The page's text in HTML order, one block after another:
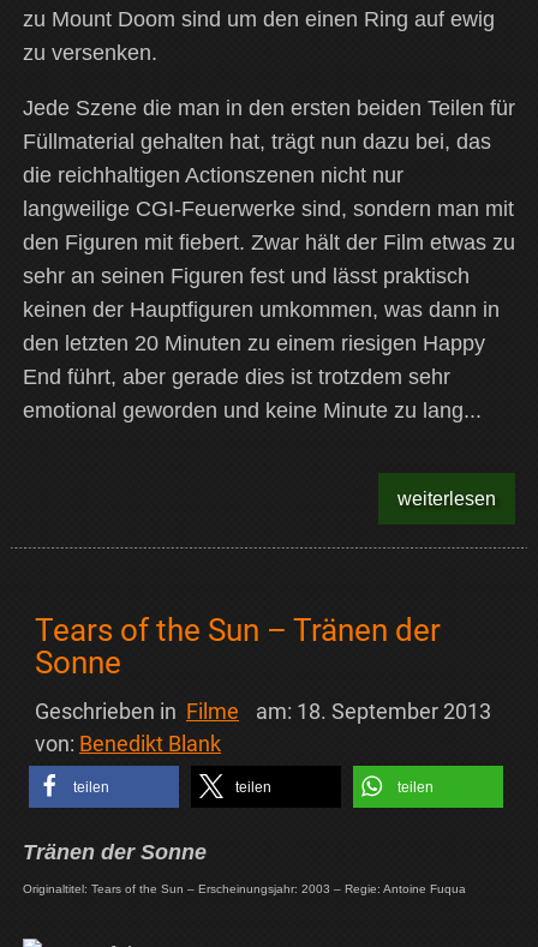
zu Mount Doom sind um den einen Ring auf ewig
zu versenken.
Jede Szene die man in den ersten beiden Teilen für
Füllmaterial gehalten hat, trägt nun dazu bei, das
die reichhaltigen Actionszenen nicht nur
langweilige CGI-Feuerwerke sind, sondern man mit
den Figuren mit fiebert. Zwar hält der Film etwas zu
sehr an seinen Figuren fest und lässt praktisch
keinen der Hauptfiguren umkommen, was dann in
den letzten 20 Minuten zu einem riesigen Happy
End führt, aber gerade dies ist trotzdem sehr
emotional geworden und keine Minute zu lang...
weiterlesen
Tears of the Sun – Tränen der
Sonne
Geschrieben in Filme am: 18. September 2013
von: Benedikt Blank
teilen teilen teilen
Tränen der Sonne
Originaltitel: Tears of the Sun – Erscheinungsjahr: 2003 – Regie: Antoine Fuqua